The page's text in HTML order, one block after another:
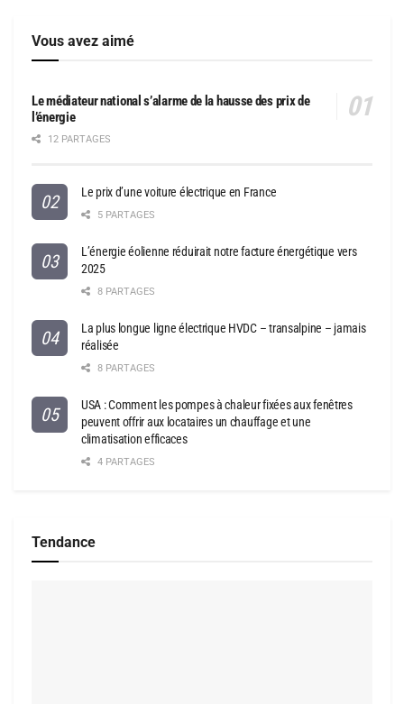
Vous avez aimé
Le médiateur national s’alarme de la hausse des prix de
l’énergie
12 PARTAGES
Le prix d’une voiture électrique en France
5 PARTAGES
L’énergie éolienne réduirait notre facture énergétique vers
2025
8 PARTAGES
La plus longue ligne électrique HVDC – transalpine – jamais
réalisée
8 PARTAGES
USA : Comment les pompes à chaleur fixées aux fenêtres
peuvent offrir aux locataires un chauffage et une
climatisation efficaces
4 PARTAGES
Tendance